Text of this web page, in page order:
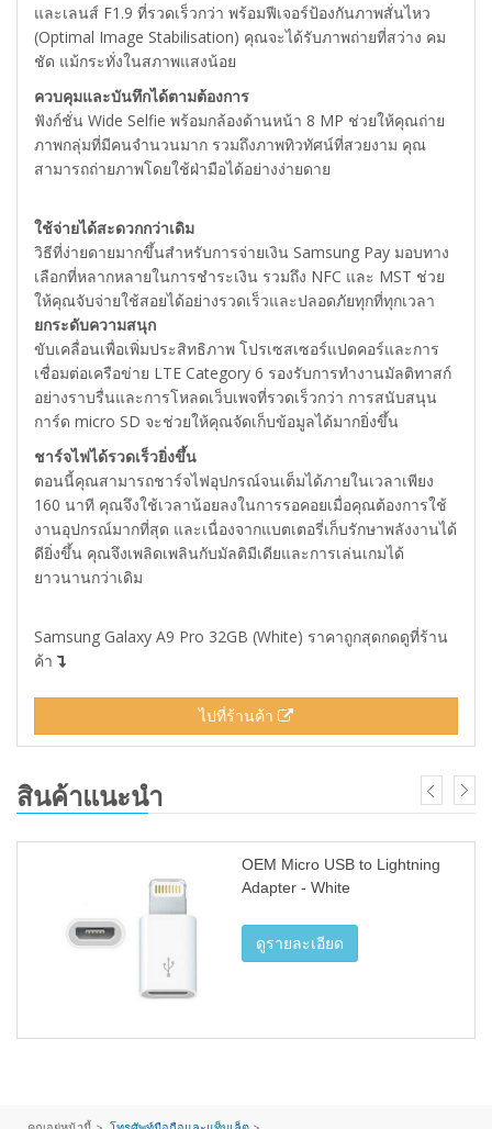
และเลนส์ F1.9 ที่รวดเร็วกว่า พร้อมฟีเจอร์ป้องกันภาพสั่นไหว
(Optimal Image Stabilisation) คุณจะได้รับภาพถ่ายที่สว่าง คม
ชัด แม้กระทั่งในสภาพแสงน้อย
ควบคุมและบันทึกได้ตามต้องการ
ฟังก์ชั่น Wide Selfie พร้อมกล้องด้านหน้า 8 MP ช่วยให้คุณถ่าย
ภาพกลุ่มที่มีคนจำนวนมาก รวมถึงภาพทิวทัศน์ที่สวยงาม คุณ
สามารถถ่ายภาพโดยใช้ฝ่ามือได้อย่างง่ายดาย
ใช้จ่ายได้สะดวกกว่าเดิม
วิธีที่ง่ายดายมากขึ้นสำหรับการจ่ายเงิน Samsung Pay มอบทาง
เลือกที่หลากหลายในการชำระเงิน รวมถึง NFC และ MST ช่วย
ให้คุณจับจ่ายใช้สอยได้อย่างรวดเร็วและปลอดภัยทุกที่ทุกเวลา
ยกระดับความสนุก
ขับเคลื่อนเพื่อเพิ่มประสิทธิภาพ โปรเซสเซอร์แปดคอร์และการ
เชื่อมต่อเครือข่าย LTE Category 6 รองรับการทำงานมัลติทาสก์
อย่างราบรื่นและการโหลดเว็บเพจที่รวดเร็วกว่า การสนับสนุน
การ์ด micro SD จะช่วยให้คุณจัดเก็บข้อมูลได้มากยิ่งขึ้น
ชาร์จไฟได้รวดเร็วยิ่งขึ้น
ตอนนี้คุณสามารถชาร์จไฟอุปกรณ์จนเต็มได้ภายในเวลาเพียง
160 นาที คุณจึงใช้เวลาน้อยลงในการรอคอยเมื่อคุณต้องการใช้
งานอุปกรณ์มากที่สุด และเนื่องจากแบตเตอรี่เก็บรักษาพลังงานได้
ดียิ่งขึ้น คุณจึงเพลิดเพลินกับมัลติมีเดียและการเล่นเกมได้
ยาวนานกว่าเดิม
Samsung Galaxy A9 Pro 32GB (White) ราคาถูกสุดกดดูที่ร้าน
ค้า
ไปที่ร้านค้า
สินค้าแนะนำ
OEM Micro USB to Lightning
Adapter - White
ดูรายละเอียด